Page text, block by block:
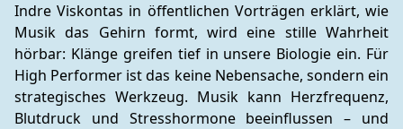
Indre Viskontas in öffentlichen Vorträgen erklärt, wie
Musik das Gehirn formt, wird eine stille Wahrheit
hörbar: Klänge greifen tief in unsere Biologie ein. Für
High Performer ist das keine Nebensache, sondern ein
strategisches Werkzeug. Musik kann Herzfrequenz,
Blutdruck und Stresshormone beeinflussen – und